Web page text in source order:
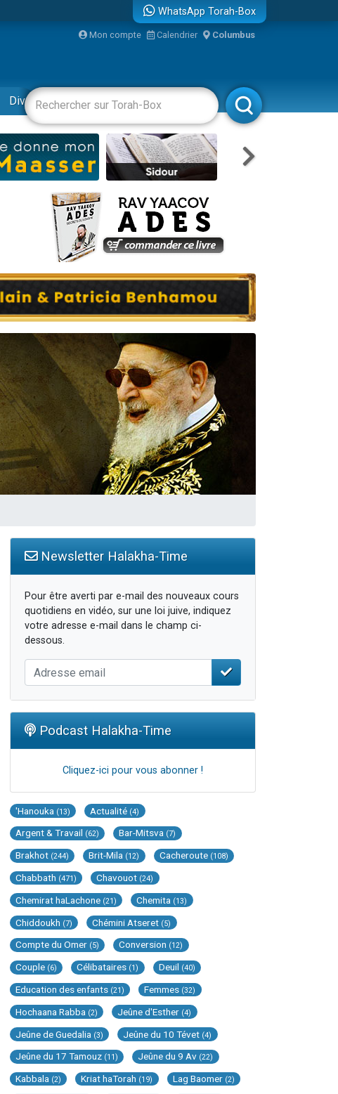
WhatsApp Torah-Box
Mon compte Calendrier Columbus
Divertissements Livres Rabbanim
Newsletter Halakha-Time
Pour être averti par e-mail des nouveaux cours
quotidiens en vidéo, sur une loi juive, indiquez
votre adresse e-mail dans le champ ci-
dessous.
Podcast Halakha-Time
Cliquez-ici pour vous abonner !
'Hanouka (13) Actualité (4)
Argent & Travail (62) Bar-Mitsva (7)
Brakhot (244) Brit-Mila (12) Cacheroute (108)
Chabbath (471) Chavouot (24)
Chemirat haLachone (21) Chemita (13)
Chiddoukh (7) Chémini Atseret (5)
Compte du Omer (5) Conversion (12)
Couple (6) Célibataires (1) Deuil (40)
Education des enfants (21) Femmes (32)
Hochaana Rabba (2) Jeûne d'Esther (4)
Jeûne de Guedalia (3) Jeûne du 10 Tévet (4)
Jeûne du 17 Tamouz (11) Jeûne du 9 Av (22)
Kabbala (2) Kriat haTorah (19) Lag Baomer (2)